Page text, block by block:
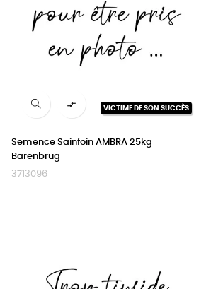
VICTIME DE SON SUCCÈS

Semence Sainfoin AMBRA 25kg
Barenbrug
3713096